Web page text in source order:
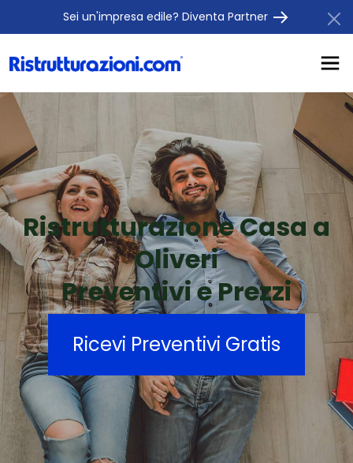
Sei un'impresa edile? Diventa Partner
Ristrutturazione Casa a
Oliveri
Preventivi e Prezzi
Ricevi Preventivi Gratis